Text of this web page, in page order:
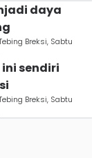
daya
Breksi, Sabtu
sendiri
Breksi, Sabtu